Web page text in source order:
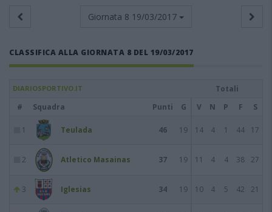
Giornata 8 19/03/2017
CLASSIFICA ALLA GIORNATA 8 DEL 19/03/2017
DIARIOSPORTIVO.IT
Totali
#
Squadra Punti G V N P F S
1 Teulada 46 19 14 4 1 44 17
2 Atletico Masainas 37 19 11 4 4 38 27
3 Iglesias 34 19 10 4 5 42 21